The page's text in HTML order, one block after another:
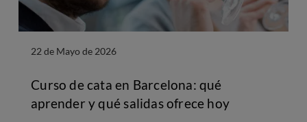
22 de Mayo de 2026
Curso de cata en Barcelona: qué
aprender y qué salidas ofrece hoy